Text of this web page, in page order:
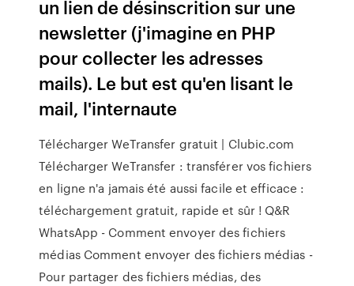
un lien de désinscrition sur une
newsletter (j'imagine en PHP
pour collecter les adresses
mails). Le but est qu'en lisant le
mail, l'internaute
Télécharger WeTransfer gratuit | Clubic.com
Télécharger WeTransfer : transférer vos fichiers
en ligne n'a jamais été aussi facile et efficace :
téléchargement gratuit, rapide et sûr ! Q&R
WhatsApp - Comment envoyer des fichiers
médias Comment envoyer des fichiers médias -
Pour partager des fichiers médias, des